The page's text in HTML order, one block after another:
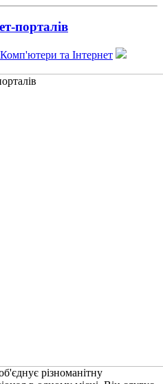
порталів
Комп'ютери та Інтернет
різноманітну